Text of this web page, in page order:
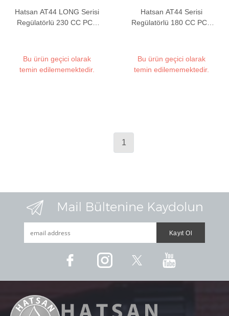
Hatsan AT44 LONG Serisi
Regülatörlü 230 CC PCP
Bu ürün geçici olarak
temin edilememektedir.
Hatsan AT44 Serisi
Regülatörlü 180 CC PCP
Bu ürün geçici olarak
temin edilememektedir.
1